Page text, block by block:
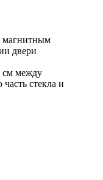
магнитным
двери
см между
стекла и